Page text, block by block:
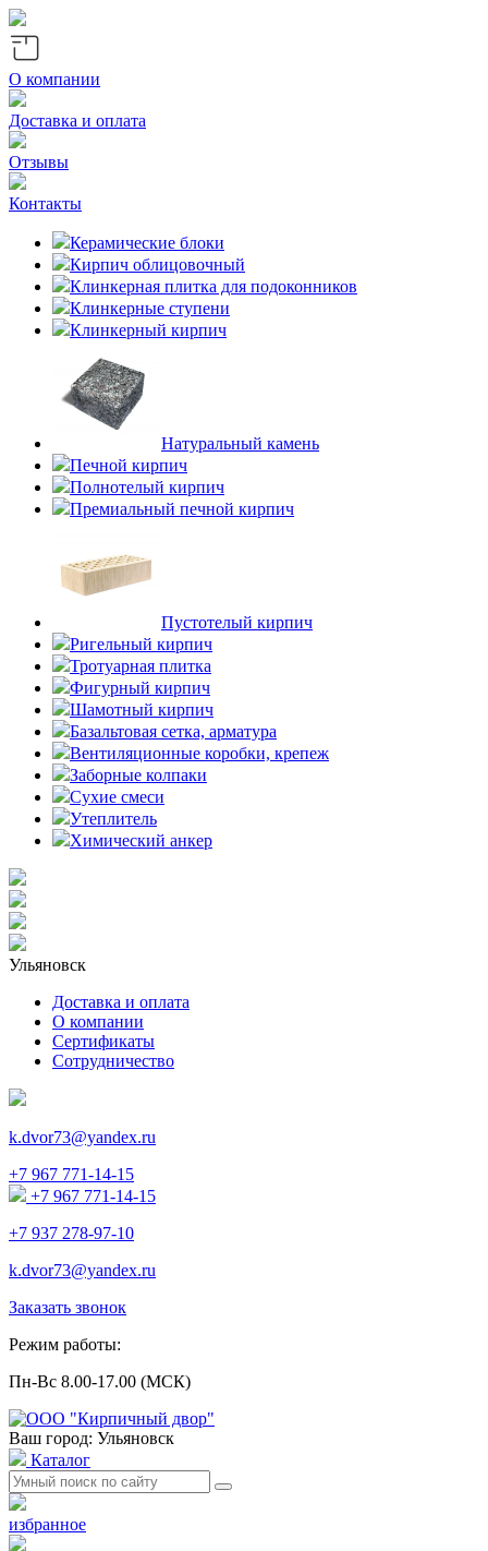
О компании
Доставка и оплата
Отзывы
Контакты
Керамические блоки
Кирпич облицовочный
Клинкерная плитка для подоконников
Клинкерные ступени
Клинкерный кирпич
Натуральный камень
Печной кирпич
Полнотелый кирпич
Премиальный печной кирпич
Пустотелый кирпич
Ригельный кирпич
Тротуарная плитка
Фигурный кирпич
Шамотный кирпич
Базальтовая сетка, арматура
Вентиляционные коробки, крепеж
Заборные колпаки
Сухие смеси
Утеплитель
Химический анкер
Ульяновск
Доставка и оплата
О компании
Сертификаты
Сотрудничество
k.dvor73@yandex.ru
+7 967 771-14-15
+7 967 771-14-15
+7 937 278-97-10
k.dvor73@yandex.ru
Заказать звонок
Режим работы:
Пн-Вс 8.00-17.00 (МСК)
Ваш город: Ульяновск
Каталог
избранное